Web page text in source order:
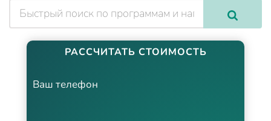
РАССЧИТАТЬ СТОИМОСТЬ
Ваш телефон